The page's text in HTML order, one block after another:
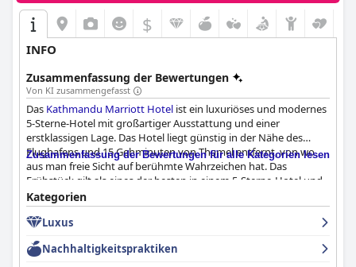
$
INFO
Zusammenfassung der Bewertungen
Von KI zusammengefasst
Das Kathmandu Marriott Hotel ist ein luxuriöses und modernes
5-Sterne-Hotel mit großartiger Ausstattung und einer
erstklassigen Lage. Das Hotel liegt günstig in der Nähe des
Flughafens und 15 Gehminuten von Thamel entfernt, von wo
aus man freie Sicht auf berühmte Wahrzeichen hat. Das
Frühstück gilt als eines der besten in einem 5-Sterne-Hotel und
bietet eine große Auswahl an lokalen und internationalen
Speisen. Auch das Abendbuffet wird als echtes Highlight mit
exzellenter Live-Küche und einer verlockenden Dessertauswahl
gelobt. Die geräumigen Zimmer sind super sauber und gepflegt
und bieten eine perfekte Mischung aus Modernität und
Zusammenfassung der Bewertungen für alle Kategorien lesen
Kategorien
Luxus
Nachhaltigkeitspraktiken